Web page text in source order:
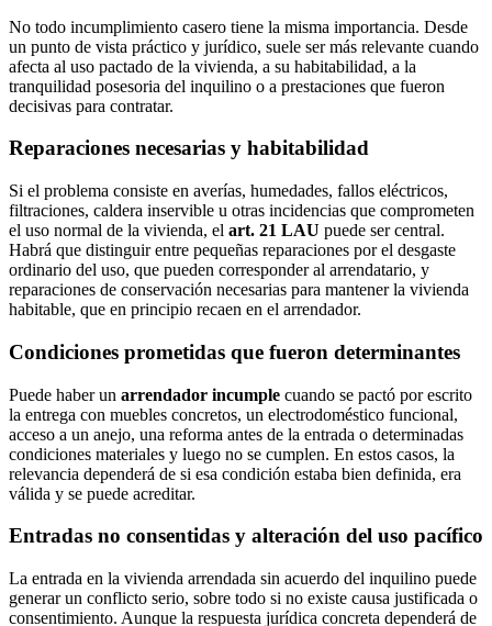
No todo incumplimiento casero tiene la misma importancia. Desde
un punto de vista práctico y jurídico, suele ser más relevante cuando
afecta al uso pactado de la vivienda, a su habitabilidad, a la
tranquilidad posesoria del inquilino o a prestaciones que fueron
decisivas para contratar.
Reparaciones necesarias y habitabilidad
Si el problema consiste en averías, humedades, fallos eléctricos,
filtraciones, caldera inservible u otras incidencias que comprometen
el uso normal de la vivienda, el art. 21 LAU puede ser central.
Habrá que distinguir entre pequeñas reparaciones por el desgaste
ordinario del uso, que pueden corresponder al arrendatario, y
reparaciones de conservación necesarias para mantener la vivienda
habitable, que en principio recaen en el arrendador.
Condiciones prometidas que fueron determinantes
Puede haber un arrendador incumple cuando se pactó por escrito
la entrega con muebles concretos, un electrodoméstico funcional,
acceso a un anejo, una reforma antes de la entrada o determinadas
condiciones materiales y luego no se cumplen. En estos casos, la
relevancia dependerá de si esa condición estaba bien definida, era
válida y se puede acreditar.
Entradas no consentidas y alteración del uso pacífico
La entrada en la vivienda arrendada sin acuerdo del inquilino puede
generar un conflicto serio, sobre todo si no existe causa justificada o
consentimiento. Aunque la respuesta jurídica concreta dependerá de